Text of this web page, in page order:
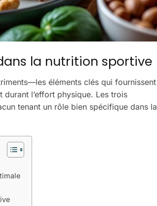
la nutrition sportive
éléments clés qui fournissent
durant l’effort physique. Les trois
tenant un rôle bien spécifique dans la